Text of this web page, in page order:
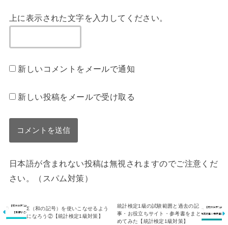
上に表示された文字を入力してください。
新しいコメントをメールで通知
新しい投稿をメールで受け取る
日本語が含まれない投稿は無視されますのでご注意くだ
さい。（スパム対策）
Σ（和の記号）を使いこなせるよう
になろう②【統計検定1級対策】
統計検定1級の試験範囲と過去の記
事・お役立ちサイト・参考書をまと
めてみた【統計検定1級対策】